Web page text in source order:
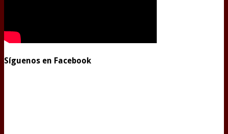
Síguenos en Facebook